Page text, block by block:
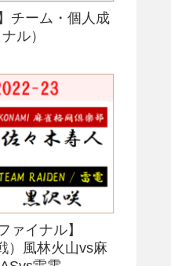
チーム・個人成
ル）
ァイナル】
）風林火山vs麻